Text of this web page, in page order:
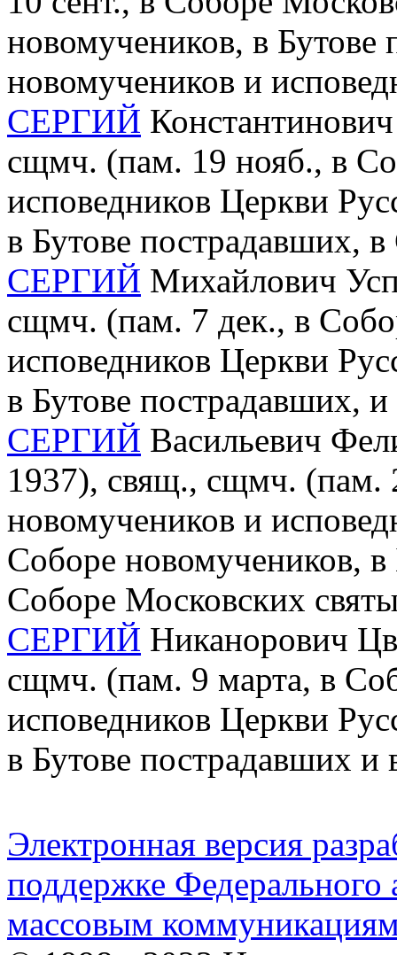
новомучеников, в
новомучеников и
СЕРГИЙ
сщмч. (пам. 19 нояб., в
исповедников Церкви
в Бутове пострадавших,
СЕРГИЙ Михайлович
сщмч. (пам. 7 дек., в
исповедников Церкви
в Бутове пострадавших,
СЕРГИЙ Васильевич
1937), свящ., сщмч. (пам.
новомучеников и
Соборе новомучеников,
Соборе Московских
СЕРГИЙ Никанорович
сщмч. (пам. 9 марта, в
исповедников Церкви
в Бутове пострадавших
Электронная версия
поддержке Федерального
массовым